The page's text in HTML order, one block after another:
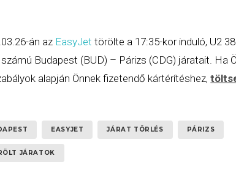
án az EasyJet törölte a 17:35-kor induló, U2
Budapest (BUD) – Párizs (CDG) járatait.
alapján Önnek fizetendő kártérítéshez,
EASYJET JÁRAT TÖRLÉS PÁRIZS
JÁRATOK